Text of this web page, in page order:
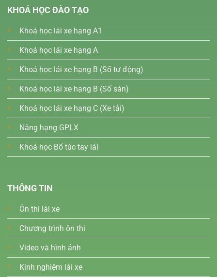
KHOÁ HỌC ĐÀO TẠO
Khoá học lái xe hạng A1
Khoá học lái xe hạng A
Khoá học lái xe hạng B (Số tự động)
Khoá học lái xe hạng B (Số sàn)
Khoá học lái xe hạng C (Xe tải)
Nâng hạng GPLX
Khoá học Bổ túc tay lái
THÔNG TIN
Ôn thi lái xe
Chương trình ôn thi
Video và hình ảnh
Kinh nghiệm lái xe